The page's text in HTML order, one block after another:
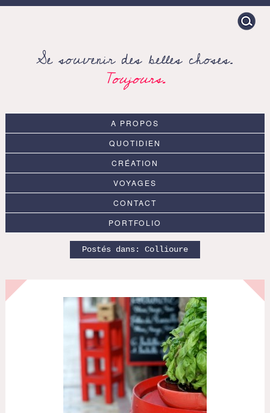
Search
for:
Se souvenir des belles choses.
Toujours.
A PROPOS
QUOTIDIEN
CRÉATION
VOYAGES
CONTACT
PORTFOLIO
Postés dans: Collioure